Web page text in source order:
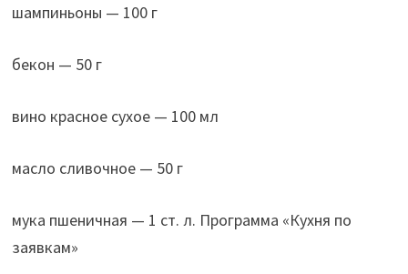
шампиньоны — 100 г
бекон — 50 г
вино красное сухое — 100 мл
масло сливочное — 50 г
мука пшеничная — 1 ст. л. Программа «Кухня по
заявкам»